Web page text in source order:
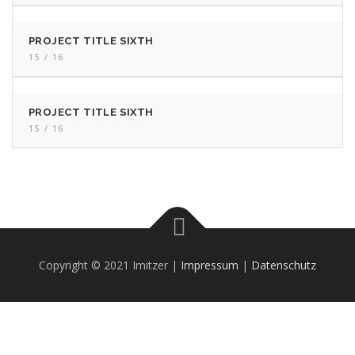
PROJECT TITLE SIXTH
15 / 16
PROJECT TITLE SIXTH
15 / 16
Copyright © 2021 Imitzer | Impressum | Datenschutz